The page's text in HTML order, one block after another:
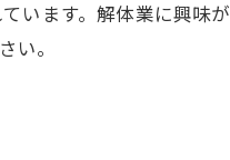
います。解体業に興味が
い。